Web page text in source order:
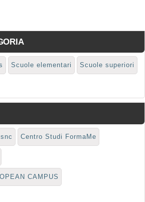
Scuole elementari Scuole superiori
Centro Studi FormaMe
CAMPUS